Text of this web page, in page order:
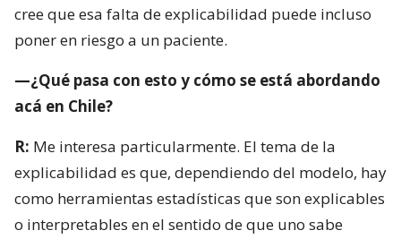
cree que esa falta de explicabilidad puede incluso
poner en riesgo a un paciente.
—¿Qué pasa con esto y cómo se está abordando
acá en Chile?
R: Me interesa particularmente. El tema de la
explicabilidad es que, dependiendo del modelo, hay
como herramientas estadísticas que son explicables
o interpretables en el sentido de que uno sabe